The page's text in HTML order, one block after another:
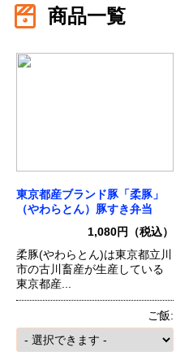
商品一覧
東京都産ブランド豚「柔豚」
（やわらとん）豚すき弁当
1,080円（税込）
柔豚(やわらとん)は東京都立川
市の古川畜産が生産している
東京都産...
ご飯: